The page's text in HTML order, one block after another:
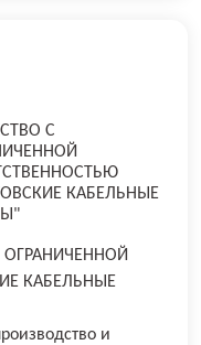
С
КАБЕЛЬНЫЕ
ОГРАНИЧЕННОЙ
КАБЕЛЬНЫЕ
и